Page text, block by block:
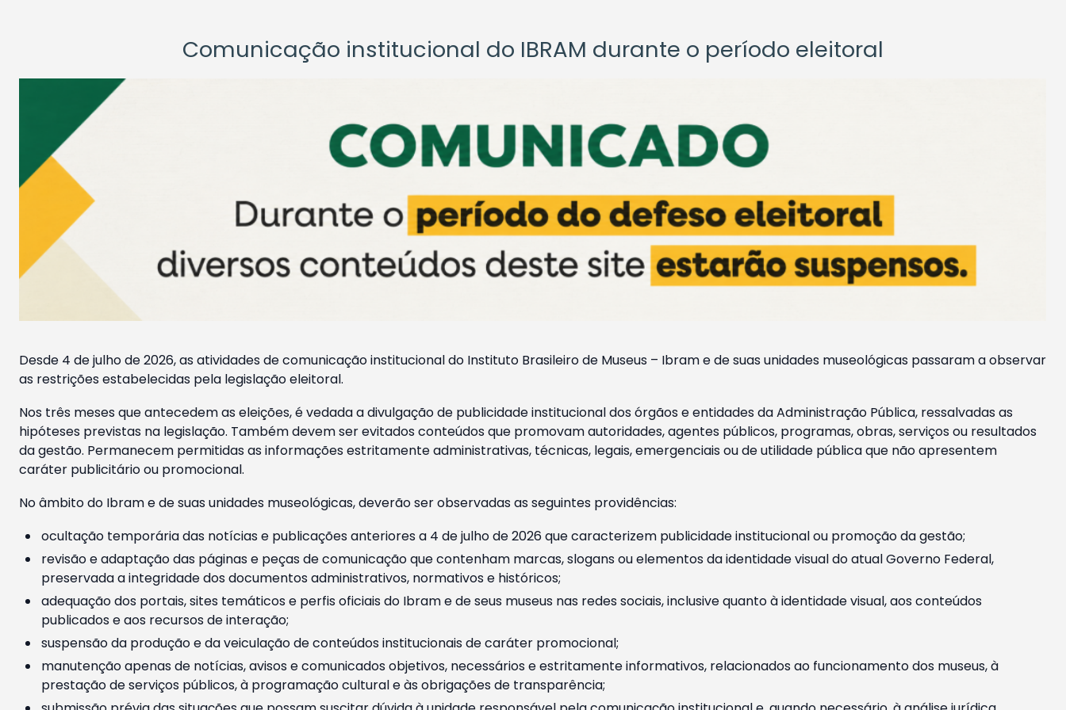
Comunicação institucional do IBRAM durante o período eleitoral
Desde 4 de julho de 2026, as atividades de comunicação institucional do Instituto Brasileiro de Museus – Ibram e de suas unidades museológicas passaram a observar
as restrições estabelecidas pela legislação eleitoral.
Nos três meses que antecedem as eleições, é vedada a divulgação de publicidade institucional dos órgãos e entidades da Administração Pública, ressalvadas as
hipóteses previstas na legislação. Também devem ser evitados conteúdos que promovam autoridades, agentes públicos, programas, obras, serviços ou resultados
da gestão. Permanecem permitidas as informações estritamente administrativas, técnicas, legais, emergenciais ou de utilidade pública que não apresentem
caráter publicitário ou promocional.
No âmbito do Ibram e de suas unidades museológicas, deverão ser observadas as seguintes providências:
ocultação temporária das notícias e publicações anteriores a 4 de julho de 2026 que caracterizem publicidade institucional ou promoção da gestão;
revisão e adaptação das páginas e peças de comunicação que contenham marcas, slogans ou elementos da identidade visual do atual Governo Federal,
preservada a integridade dos documentos administrativos, normativos e históricos;
adequação dos portais, sites temáticos e perfis oficiais do Ibram e de seus museus nas redes sociais, inclusive quanto à identidade visual, aos conteúdos
publicados e aos recursos de interação;
suspensão da produção e da veiculação de conteúdos institucionais de caráter promocional;
manutenção apenas de notícias, avisos e comunicados objetivos, necessários e estritamente informativos, relacionados ao funcionamento dos museus, à
prestação de serviços públicos, à programação cultural e às obrigações de transparência;